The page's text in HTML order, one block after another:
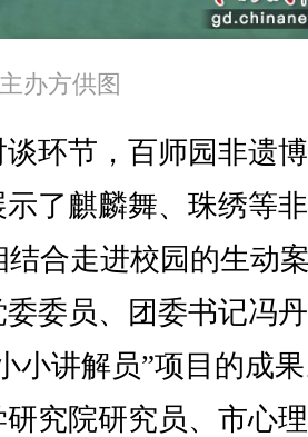
办方供图
节，百师园非遗
了麒麟舞、珠绣等
结合走进校园的生动
委员、团委书记冯
小讲解员”项目的成
究院研究员、市心